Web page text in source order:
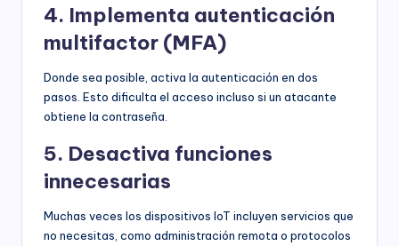
4. Implementa autenticación
multifactor (MFA)
Donde sea posible, activa la autenticación en dos
pasos. Esto dificulta el acceso incluso si un atacante
obtiene la contraseña.
5. Desactiva funciones
innecesarias
Muchas veces los dispositivos IoT incluyen servicios que
no necesitas, como administración remota o protocolos